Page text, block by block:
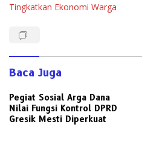
Tingkatkan Ekonomi Warga
Baca Juga
Pegiat Sosial Arga Dana
Nilai Fungsi Kontrol DPRD
Gresik Mesti Diperkuat